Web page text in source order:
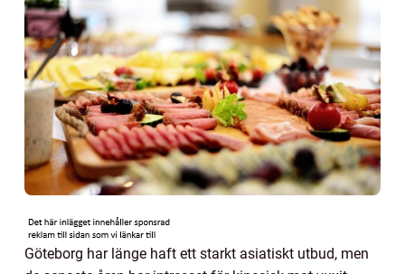
Göteborg har länge haft ett starkt asiatiskt utbud, men